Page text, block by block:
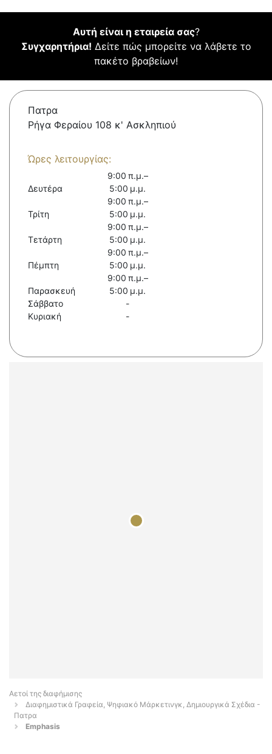
Αυτή είναι η εταιρεία σας?
Συγχαρητήρια! Δείτε πώς μπορείτε να λάβετε το
πακέτο βραβείων!
Πατρα
Ρήγα Φεραίου 108 κ' Ασκληπιού
Ώρες λειτουργίας:
Δευτέρα
9:00 π.μ.–
5:00 μ.μ.
Τρίτη
9:00 π.μ.–
5:00 μ.μ.
Τετάρτη
9:00 π.μ.–
5:00 μ.μ.
Πέμπτη
9:00 π.μ.–
5:00 μ.μ.
Παρασκευή
9:00 π.μ.–
5:00 μ.μ.
Σάββατο
-
Κυριακή
-
Αετοί της διαφήμισης
Διαφημιστικά Γραφεία, Ψηφιακό Μάρκετινγκ, Δημιουργικά Σχέδια -
Πατρα
Emphasis